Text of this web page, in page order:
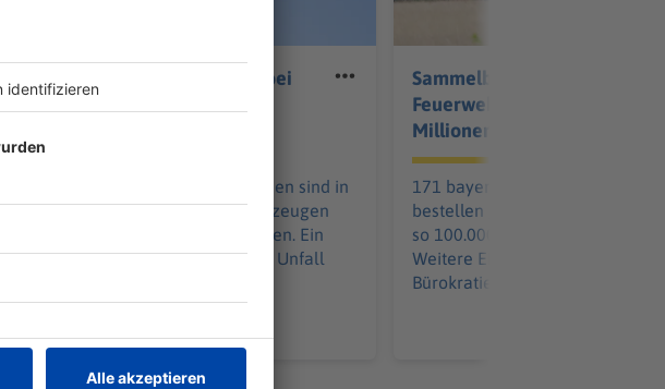
Fünf Schwerverletzte bei
Verkehrsunfall bei
Zwei Fahrer aus Tschechien sind in
Ostbayern mit ihren Fahrzeugen
frontal zusammengestoßen. Ein
drittes Auto wurde in den Unfall
Sammelbestellung für
Feuerwehrautos soll
Millionen sparen
171 bayerische Kommunen
bestellen gemeinsam - und
so 100.000 pro Löschfahrzeug.
Weitere Einsparungen in der
Bürokratie kommen hinzu.